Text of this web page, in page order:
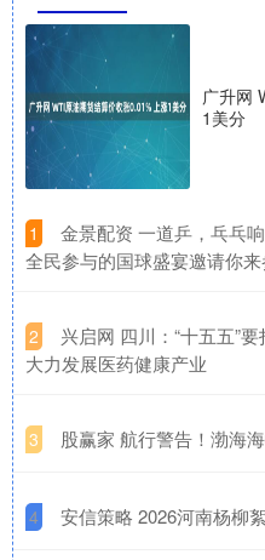
广升网
1美分
1
金景配资 一道乒，乓乓
全民参与的国球盛宴邀请你
2
兴启网 四川：“十五五”
大力发展医药健康产业
3 股赢家 航行警告！渤海
4 安信策略 2026河南杨柳